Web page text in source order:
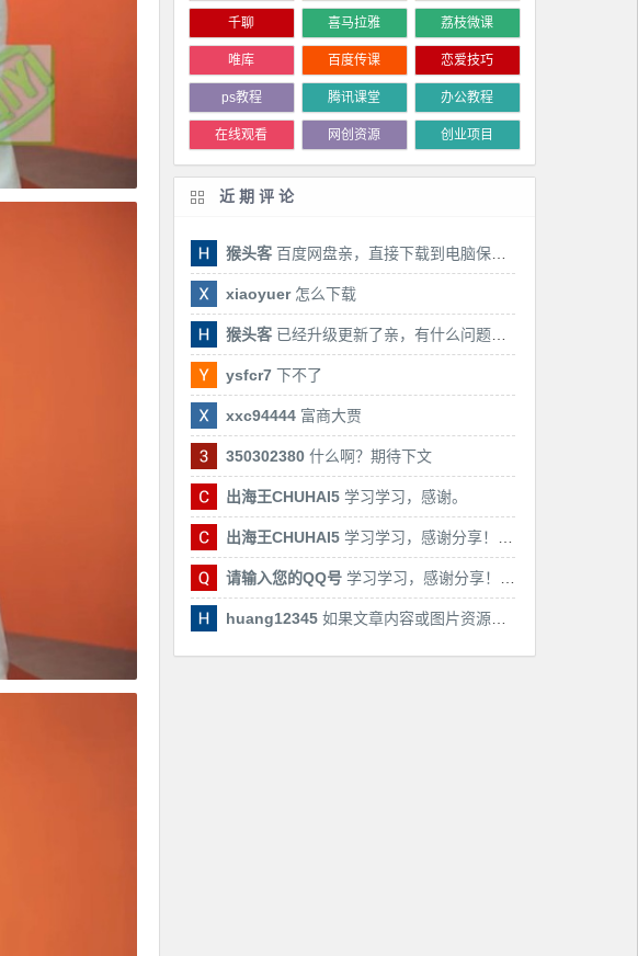
千聊 喜马拉雅 荔枝微课
唯库 百度传课 恋爱技巧
ps教程 腾讯课堂 办公教程
在线观看 网创资源 创业项目
近期评论
猴头客百度网盘亲，直接下载到电脑保存亲，后期有课还会更新
xiaoyuer怎么下载
猴头客已经升级更新了亲，有什么问题随时联系我！
ysfcr7下不了
xxc94444富商大贾
350302380什么啊？期待下文
出海王CHUHAI5学习学习，感谢。
出海王CHUHAI5学习学习，感谢分享！！！
请输入您的QQ号学习学习，感谢分享！！！
huang12345如果文章内容或图片资源失效，请留言反馈，我